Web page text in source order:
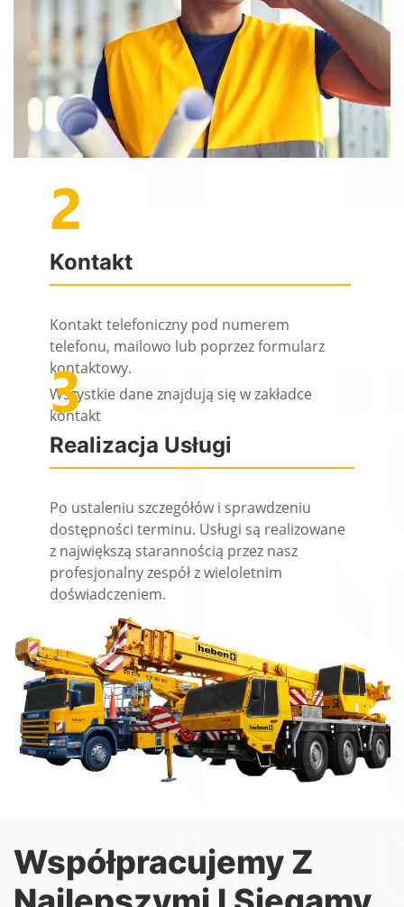
Kontakt
Kontakt telefoniczny pod numerem
telefonu, mailowo lub poprzez formularz
kontaktowy.
Wszystkie dane znajdują się w zakładce
kontakt
Realizacja Usługi
Po ustaleniu szczegółów i sprawdzeniu
dostępności terminu. Usługi są realizowane
z największą starannością przez nasz
profesjonalny zespół z wieloletnim
doświadczeniem.
Współpracujemy Z